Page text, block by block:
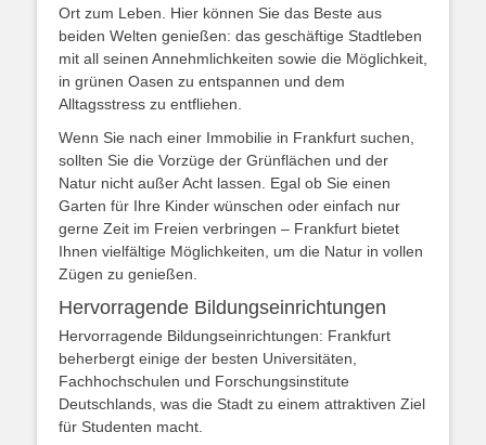
Ort zum Leben. Hier können Sie das Beste aus
beiden Welten genießen: das geschäftige Stadtleben
mit all seinen Annehmlichkeiten sowie die Möglichkeit,
in grünen Oasen zu entspannen und dem
Alltagsstress zu entfliehen.
Wenn Sie nach einer Immobilie in Frankfurt suchen,
sollten Sie die Vorzüge der Grünflächen und der
Natur nicht außer Acht lassen. Egal ob Sie einen
Garten für Ihre Kinder wünschen oder einfach nur
gerne Zeit im Freien verbringen – Frankfurt bietet
Ihnen vielfältige Möglichkeiten, um die Natur in vollen
Zügen zu genießen.
Hervorragende Bildungseinrichtungen
Hervorragende Bildungseinrichtungen: Frankfurt
beherbergt einige der besten Universitäten,
Fachhochschulen und Forschungsinstitute
Deutschlands, was die Stadt zu einem attraktiven Ziel
für Studenten macht.